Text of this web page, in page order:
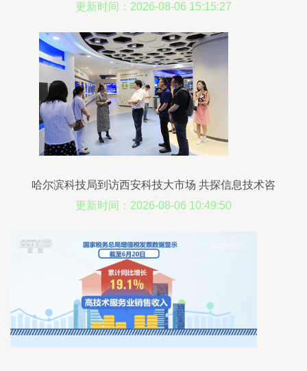
介与服务咨询？
更新时间：2026-08-06 15:15:27
哈尔滨科技局到访西安科技大市场 共探信息技术咨
询服务新模式
更新时间：2026-08-06 10:49:50